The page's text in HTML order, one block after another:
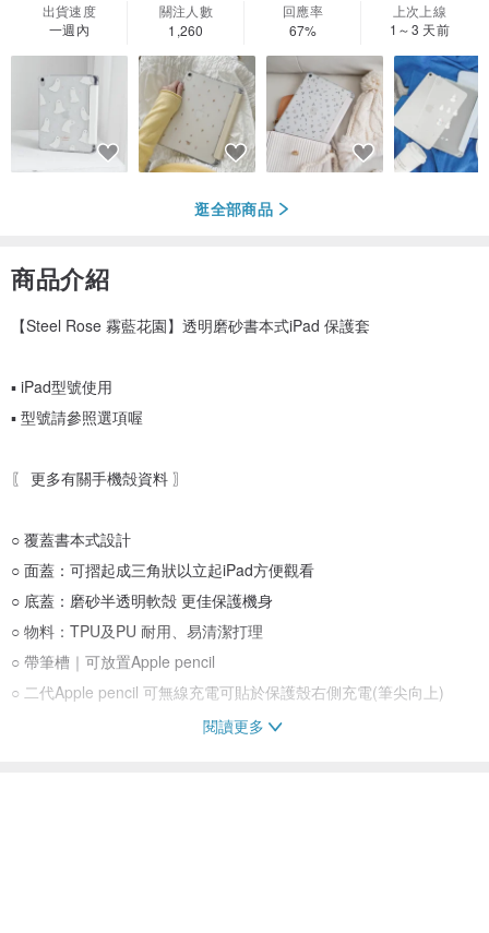
出貨速度
一週內
關注人數
1,260
回應率
67%
上次上線
1～3 天前
逛全部商品
商品介紹
【Steel Rose 霧藍花園】透明磨砂書本式iPad 保護套
▪ iPad型號使用
▪ 型號請參照選項喔
〖 更多有關手機殻資料 〗
○ 覆蓋書本式設計
○ 面蓋：可摺起成三角狀以立起iPad方便觀看
○ 底蓋：磨砂半透明軟殻 更佳保護機身
○ 物料：TPU及PU 耐用、易清潔打理
○ 帶筆槽｜可放置Apple pencil
○ 二代Apple pencil 可無線充電可貼於保護殼右側充電(筆尖向上)
閱讀更多